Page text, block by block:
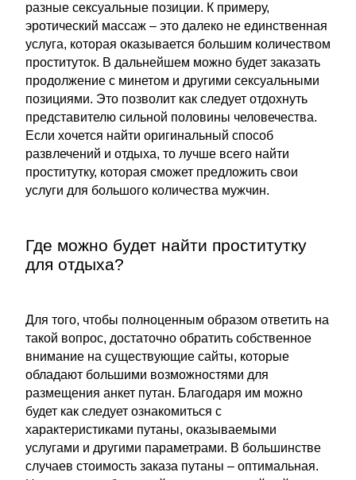
разные сексуальные позиции. К примеру,
эротический массаж – это далеко не единственная
услуга, которая оказывается большим количеством
проституток. В дальнейшем можно будет заказать
продолжение с минетом и другими сексуальными
позициями. Это позволит как следует отдохнуть
представителю сильной половины человечества.
Если хочется найти оригинальный способ
развлечений и отдыха, то лучше всего найти
проститутку, которая сможет предложить свои
услуги для большого количества мужчин.
Где можно будет найти проститутку
для отдыха?
Для того, чтобы полноценным образом ответить на
такой вопрос, достаточно обратить собственное
внимание на существующие сайты, которые
обладают большими возможностями для
размещения анкет путан. Благодаря им можно
будет как следует ознакомиться с
характеристиками путаны, оказываемыми
услугами и другими параметрами. В большинстве
случаев стоимость заказа путаны – оптимальная.